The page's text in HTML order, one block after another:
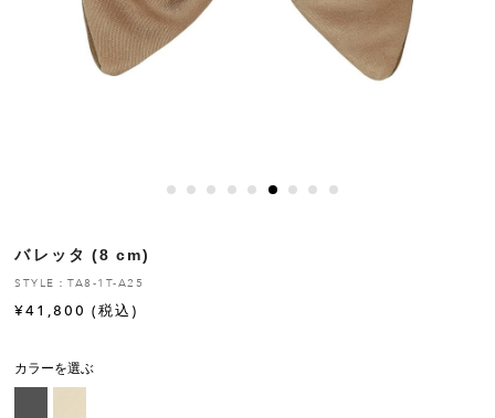
ヒストリー
クラフトマンシップ
お修理について
バレッタ (8 cm)
STYLE：TA8-1T-A25
¥41,800 (税込)
カラーを選ぶ